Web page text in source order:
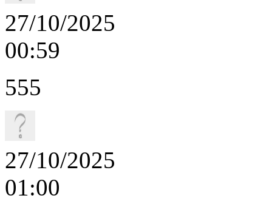
27/10/2025
00:59
555
27/10/2025
01:00